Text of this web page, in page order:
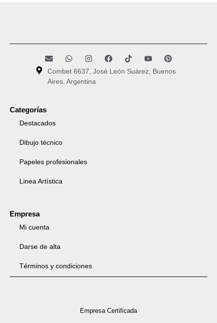
Combet 6637, José León Suárez, Buenos
Aires, Argentina
Categorías
Destacados
Dibujo técnico
Papeles profesionales
Linea Artística
Empresa
Mi cuenta
Darse de alta
Términos y condiciones
Empresa Certificada